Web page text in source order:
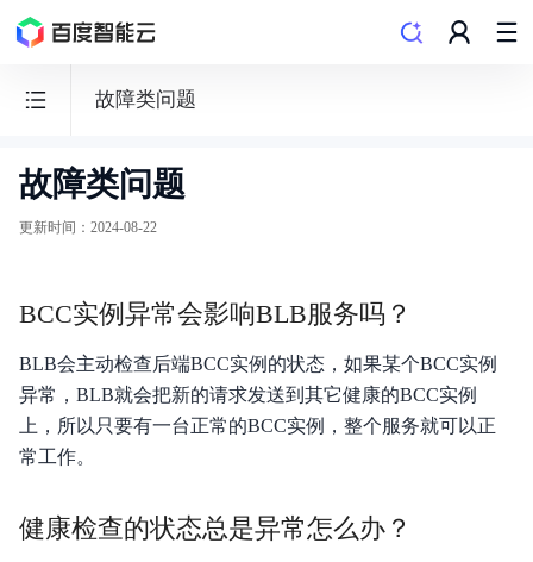
故障类问题
负
载
BLB
功能发布记录
故障类问题
更新时间 ： 2024-08-22
BCC实例异常会影响BLB服务吗？
BLB会主动检查后端BCC实例的状态，如果某个BCC实例
异常，BLB就会把新的请求发送到其它健康的BCC实例
上，所以只要有一台正常的BCC实例，整个服务就可以正
常工作。
健康检查的状态总是异常怎么办？